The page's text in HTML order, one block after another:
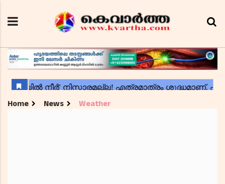
Home News Weather